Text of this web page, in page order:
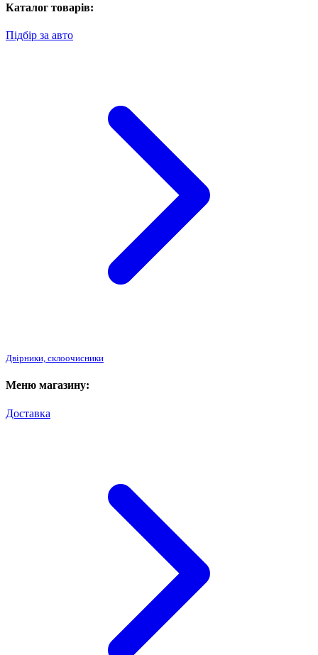
Каталог товарів:
Підбір за авто
Двірники, склоочисники
Меню магазину:
Доставка